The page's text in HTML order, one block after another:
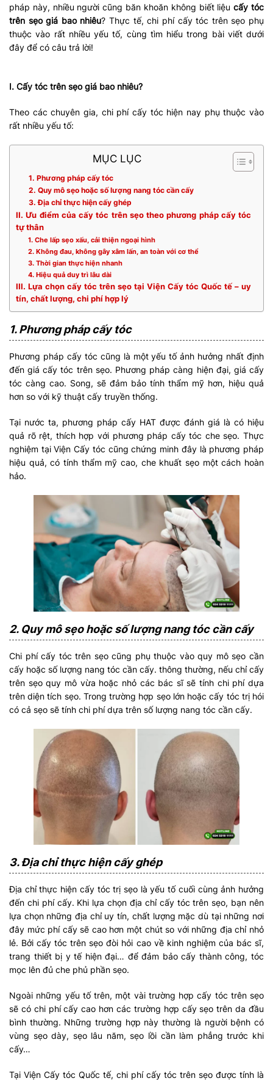
pháp này, nhiều người cũng băn khoăn không biết liệucấy tóc
trên sẹo giá bao nhiêu? Thực tế, chi phí cấy tóc trên sẹo phụ
thuộc vào rất nhiều yếu tố, cùng tìm hiểu trong bài viết dưới
đây để có câu trả lời!
I. Cấy tóc trên sẹo giá bao nhiêu?
Theo các chuyên gia, chi phí cấy tóc hiện nay phụ thuộc vào
rất nhiều yếu tố:
MỤC LỤC
1. Phương pháp cấy tóc
2. Quy mô sẹo hoặc số lượng nang tóc cần cấy
3. Địa chỉ thực hiện cấy ghép
II. Ưu điểm của cấy tóc trên sẹo theo phương pháp cấy tóc
tự thân
1. Che lấp sẹo xấu, cải thiện ngoại hình
2. Không đau, không gây xâm lấn, an toàn với cơ thể
3. Thời gian thực hiện nhanh
4. Hiệu quả duy trì lâu dài
III. Lựa chọn cấy tóc trên sẹo tại Viện Cấy tóc Quốc tế – uy
tín, chất lượng, chi phí hợp lý
1. Phương pháp cấy tóc
Phương pháp cấy tóc cũng là một yếu tố ảnh hưởng nhất định
đến giá cấy tóc trên sẹo. Phương pháp càng hiện đại, giá cấy
tóc càng cao. Song, sẽ đảm bảo tính thẩm mỹ hơn, hiệu quả
hơn so với kỹ thuật cấy truyền thống.
Tại nước ta, phương pháp cấy HAT được đánh giá là có hiệu
quả rõ rệt, thích hợp với phương pháp cấy tóc che sẹo. Thực
nghiệm tại Viện Cấy tóc cũng chứng minh đây là phương pháp
hiệu quả, có tính thẩm mỹ cao, che khuất sẹo một cách hoàn
hảo.
2. Quy mô sẹo hoặc số lượng nang tóc cần cấy
Chi phí cấy tóc trên sẹo cũng phụ thuộc vào quy mô sẹo cần
cấy hoặc số lượng nang tóc cần cấy. thông thường, nếu chỉ cấy
trên sẹo quy mô vừa hoặc nhỏ các bác sĩ sẽ tính chi phí dựa
trên diện tích sẹo. Trong trường hợp sẹo lớn hoặc cấy tóc trị hói
có cả sẹo sẽ tính chi phí dựa trên số lượng nang tóc cần cấy.
3. Địa chỉ thực hiện cấy ghép
Địa chỉ thực hiện cấy tóc trị sẹo là yếu tố cuối cùng ảnh hưởng
đến chi phí cấy. Khi lựa chọn địa chỉ cấy tóc trên sẹo, bạn nên
lựa chọn những địa chỉ uy tín, chất lượng mặc dù tại những nơi
đây mức phí cấy sẽ cao hơn một chút so với những địa chỉ nhỏ
lẻ. Bởi cấy tóc trên sẹo đòi hỏi cao về kinh nghiệm của bác sĩ,
trang thiết bị y tế hiện đại… để đảm bảo cấy thành công, tóc
mọc lên đủ che phủ phần sẹo.
Ngoài những yếu tố trên, một vài trường hợp cấy tóc trên sẹo
sẽ có chi phí cấy cao hơn các trường hợp cấy sẹo trên da đầu
bình thường. Những trường hợp này thường là người bệnh có
vùng sẹo dày, sẹo lâu năm, sẹo lồi cần làm phẳng trước khi
cấy…
Tại Viện Cấy tóc Quốc tế, chi phí cấy tóc trên sẹo được tính là